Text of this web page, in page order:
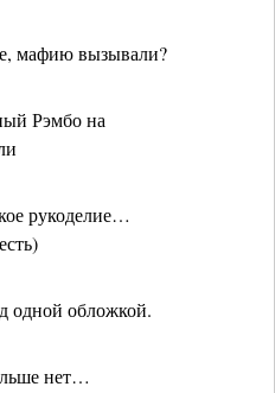
мафию вызывали?
Рэмбо на
рукоделие…
одной обложкой.
нет…